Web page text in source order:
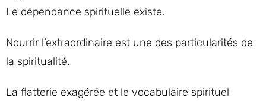
Le dépendance spirituelle existe.
Nourrir l’extraordinaire est une des particularités de
la spiritualité.
La flatterie exagérée et le vocabulaire spirituel